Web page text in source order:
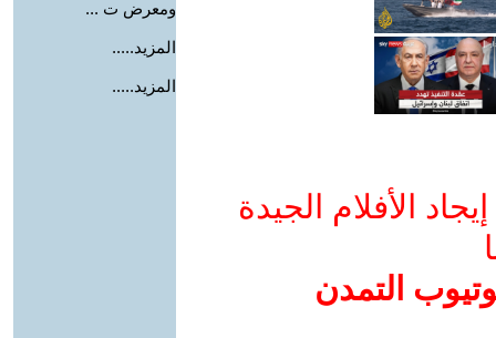
الأفلام الجيدة
التمدن
ومعرض ت ...
المزيد.....
المزيد.....